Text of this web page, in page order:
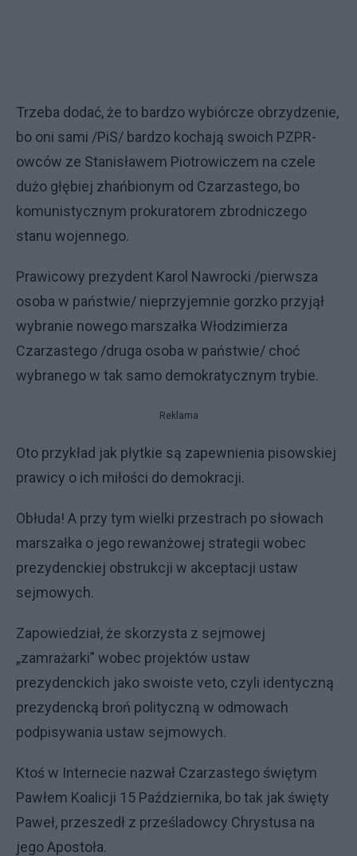
Trzeba dodać, że to bardzo wybiórcze obrzydzenie,
bo oni sami /PiS/ bardzo kochają swoich PZPR-
owców ze Stanisławem Piotrowiczem na czele
dużo głębiej zhańbionym od Czarzastego, bo
komunistycznym prokuratorem zbrodniczego
stanu wojennego.
Prawicowy prezydent Karol Nawrocki /pierwsza
osoba w państwie/ nieprzyjemnie gorzko przyjął
wybranie nowego marszałka Włodzimierza
Czarzastego /druga osoba w państwie/ choć
wybranego w tak samo demokratycznym trybie.
Reklama
Oto przykład jak płytkie są zapewnienia pisowskiej
prawicy o ich miłości do demokracji.
Obłuda! A przy tym wielki przestrach po słowach
marszałka o jego rewanżowej strategii wobec
prezydenckiej obstrukcji w akceptacji ustaw
sejmowych.
Zapowiedział, że skorzysta z sejmowej
„zamrażarki” wobec projektów ustaw
prezydenckich jako swoiste veto, czyli identyczną
prezydencką broń polityczną w odmowach
podpisywania ustaw sejmowych.
Ktoś w Internecie nazwał Czarzastego świętym
Pawłem Koalicji 15 Października, bo tak jak święty
Paweł, przeszedł z prześladowcy Chrystusa na
jego Apostoła.